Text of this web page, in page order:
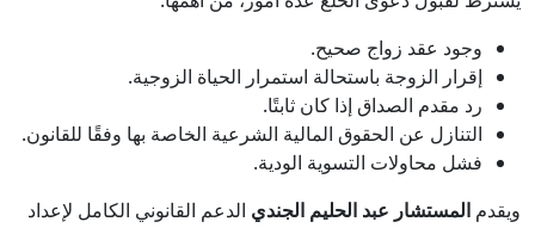
وجود عقد زواج صحيح.
إقرار الزوجة باستحالة استمرار الحياة الزوجية.
رد مقدم الصداق إذا كان ثابتًا.
التنازل عن الحقوق المالية الشرعية الخاصة بها وفقًا للقانون.
فشل محاولات التسوية الودية.
ويقدم المستشار عبد الحليم الجندي الدعم القانوني الكامل لإعداد